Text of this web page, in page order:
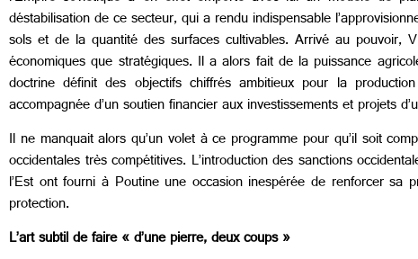
déstabilisation de ce secteur, qui a rendu indispensable
sols et de la quantité des surfaces cultivables. Arrivé au pouvoir,
économiques que stratégiques. Il a alors fait de la puissance
doctrine définit des objectifs chiffrés ambitieux pour la
accompagnée d’un soutien financier aux investissements et projets
Il ne manquait alors qu’un volet à ce programme pour qu’il soit
occidentales très compétitives. L’introduction des sanctions
l’Est ont fourni à Poutine une occasion inespérée de renforcer
protection.
L’art subtil de faire « d’une pierre, deux coups »